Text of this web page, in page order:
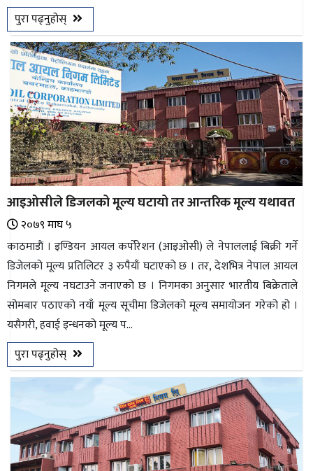
पुरा पढ्नुहोस्
आइओसीले डिजलको मूल्य घटायो तर आन्तरिक मूल्य यथावत
२०७९ माघ ५
काठमाडाैं । इण्डियन आयल कर्पोरेशन (आइओसी) ले नेपाललाई बिक्री गर्ने
डिजेलको मूल्य प्रतिलिटर ३ रुपैयाँ घटाएको छ । तर, देशभित्र नेपाल आयल
निगमले मूल्य नघटाउने जनाएको छ । निगमका अनुसार भारतीय बिक्रेताले
सोमबार पठाएको नयाँ मूल्य सूचीमा डिजेलको मूल्य समायोजन गरेको हो ।
यसैगरी, हवाई इन्धनको मूल्य प...
पुरा पढ्नुहोस्